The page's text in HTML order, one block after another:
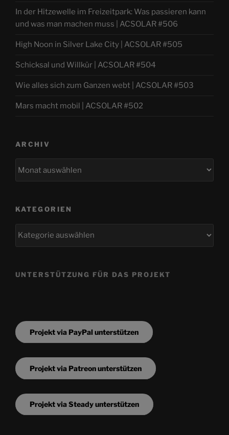
In der Hitzewelle im Freizeitpark: Was passieren kann
und was man machen muss | ACSOLAR #506
High Noon in Silver Lake City | ACSOLAR #505
Schicksal und Willkür | ACSOLAR #504
Wie alles sich zum Ganzen webt | ACSOLAR #503
Mars macht mobil | ACSOLAR #502
ARCHIV
KATEGORIEN
UNTERSTÜTZUNG FÜR DAS PROJEKT
Projekt via PayPal unterstützen
Projekt via Patreon unterstützen
Projekt via Steady unterstützen